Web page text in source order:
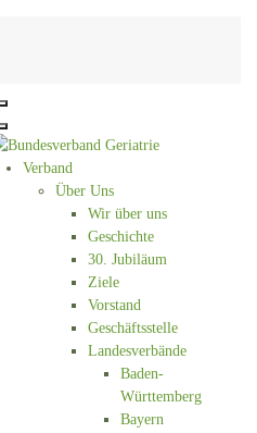
Verband
Über Uns
Wir über uns
Geschichte
30. Jubiläum
Ziele
Vorstand
Geschäftsstelle
Landesverbände
Baden-
Württemberg
Bayern